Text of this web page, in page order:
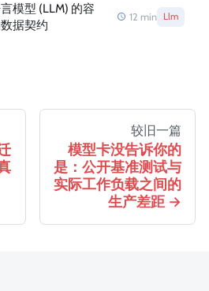
模型 (LLM) 的容
据契约
12 min Llm
较旧一篇
模型卡没告诉你的
是：公开基准测试与
实际工作负载之间的
生产差距